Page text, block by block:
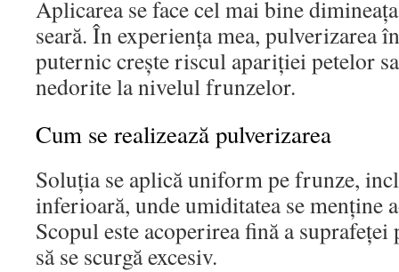
Aplicarea se face cel mai bine
seară. În experiența mea, pulverizarea
puternic crește riscul apariției petelor
nedorite la nivelul frunzelor.
Cum se realizează pulverizarea
Soluția se aplică uniform pe frunze,
inferioară, unde umiditatea se menține
Scopul este acoperirea fină a
să se scurgă excesiv.